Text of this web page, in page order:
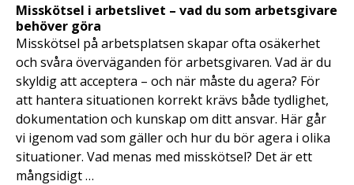
Misskötsel i arbetslivet – vad du som arbetsgivare
behöver göra
Misskötsel på arbetsplatsen skapar ofta osäkerhet
och svåra överväganden för arbetsgivaren. Vad är du
skyldig att acceptera – och när måste du agera? För
att hantera situationen korrekt krävs både tydlighet,
dokumentation och kunskap om ditt ansvar. Här går
vi igenom vad som gäller och hur du bör agera i olika
situationer. Vad menas med misskötsel? Det är ett
mångsidigt …